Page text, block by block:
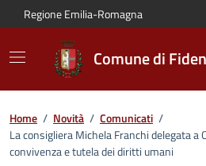
Vai al contenuto principale
Vai alla navigazione del sito
Vai al piede di pagina
Regione Emilia-Romagna
Comune di
Home / Novità / Comunicati /
La consigliera Michela Franchi delegata a
convivenza e tutela dei diritti umani